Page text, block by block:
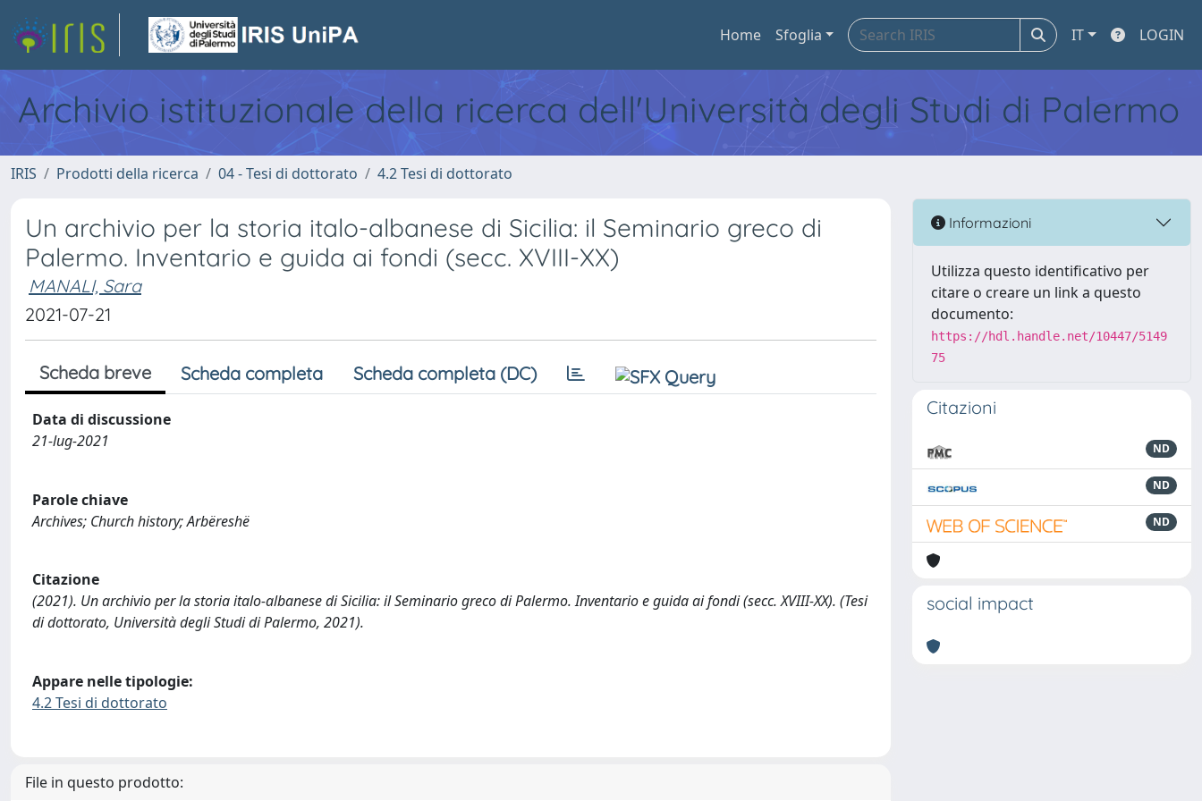
Home Sfoglia IT LOGIN
Archivio istituzionale della ricerca dell'Università degli Studi di Palermo
IRIS Prodotti della ricerca 04 - Tesi di dottorato 4.2 Tesi di dottorato
Un archivio per la storia italo-albanese di Sicilia: il Seminario greco di
Palermo. Inventario e guida ai fondi (secc. XVIII-XX)
MANALI, Sara
2021-07-21
Scheda breve Scheda completa Scheda completa (DC)
Data di discussione
21-lug-2021
Parole chiave
Archives; Church history; Arbëreshë
Citazione
(2021). Un archivio per la storia italo-albanese di Sicilia: il Seminario greco di Palermo. Inventario e guida ai fondi (secc. XVIII-XX). (Tesi
di dottorato, Università degli Studi di Palermo, 2021).
Appare nelle tipologie:
4.2 Tesi di dottorato
File in questo prodotto:
Informazioni
Utilizza questo identificativo per
citare o creare un link a questo
documento:
https://hdl.handle.net/10447/5149
75
Citazioni
ND
ND
ND
social impact